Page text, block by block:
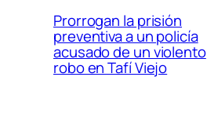
Prorrogan la prisión
preventiva a un policía
acusado de un violento
robo en Tafí Viejo